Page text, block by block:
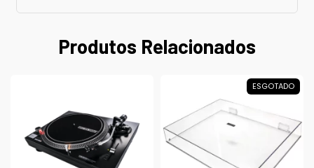
Produtos Relacionados
ESGOTADO